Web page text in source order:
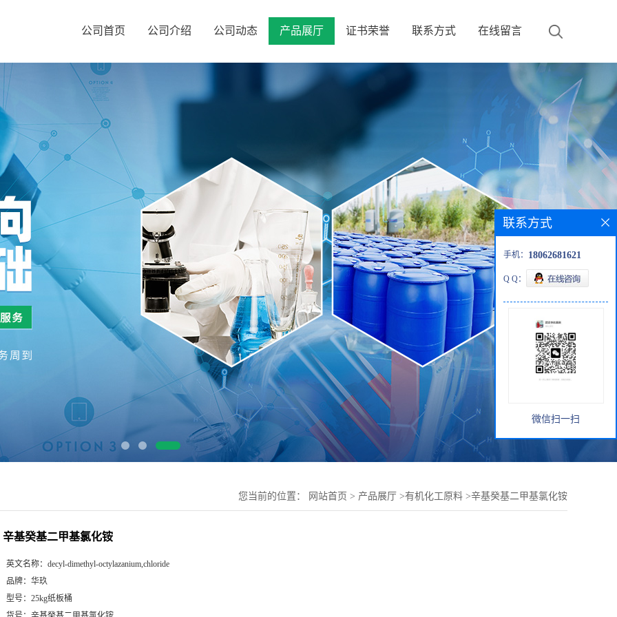
公司首页 公司介绍 公司动态 产品展厅 证书荣誉 联系方式 在线留言
您当前的位置： 网站首页 > 产品展厅 >有机化工原料 >辛基癸基二甲基氯化铵
辛基癸基二甲基氯化铵
英文名称： decyl-dimethyl-octylazanium,chloride
品牌： 华玖
型号： 25kg纸板桶
联系方式
手机： 18062681621
Q Q：
微信扫一扫